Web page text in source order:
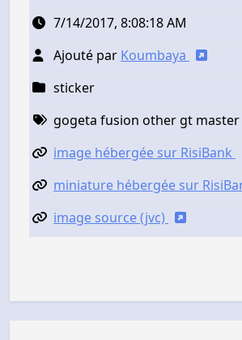
7/14/2017, 8:08:18 AM
Ajouté par Koumbaya
sticker
gogeta fusion other gt master
image hébergée sur RisiBank
miniature hébergée sur
image source (jvc)